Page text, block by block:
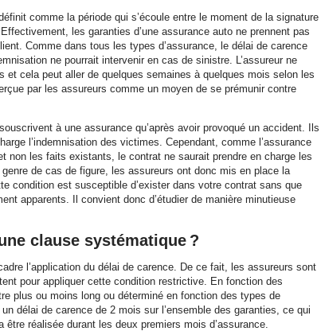
comme la période qui s’écoule entre le moment de la signature
les garanties d’une assurance auto ne prennent pas
Comme dans tous les types d’assurance, le délai de carence
ne pourrait intervenir en cas de sinistre. L’assureur ne
et cela peut aller de quelques semaines à quelques mois selon les
par les assureurs comme un moyen de se prémunir contre
à une assurance qu’après avoir provoqué un accident. Ils
l’indemnisation des victimes. Cependant, comme l’assurance
non les faits existants, le contrat ne saurait prendre en charge les
de cas de figure, les assureurs ont donc mis en place la
condition est susceptible d’exister dans votre contrat sans que
apparents. Il convient donc d’étudier de manière minutieuse
clause systématique ?
l’application du délai de carence. De ce fait, les assureurs sont
pour appliquer cette condition restrictive. En fonction des
plus ou moins long ou déterminé en fonction des types de
délai de carence de 2 mois sur l’ensemble des garanties, ce qui
être réalisée durant les deux premiers mois d’assurance.